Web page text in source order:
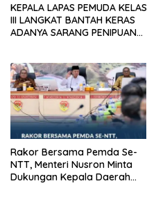
KEPALA LAPAS PEMUDA KELAS
III LANGKAT BANTAH KERAS
ADANYA SARANG PENIPUAN
PENJUALAN EMAS
Rakor Bersama Pemda Se-
NTT, Menteri Nusron Minta
Dukungan Kepala Daerah